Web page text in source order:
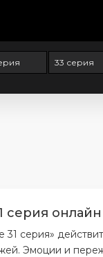
33 серия
серия
31 серия»
Эмоции и